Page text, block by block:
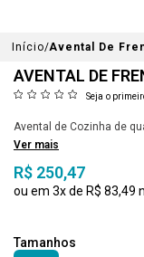
Início Avental De
AVENTAL DE
Seja o
Avental de Cozinha de
Ver mais
R$ 250,47
3x R$ 83,49